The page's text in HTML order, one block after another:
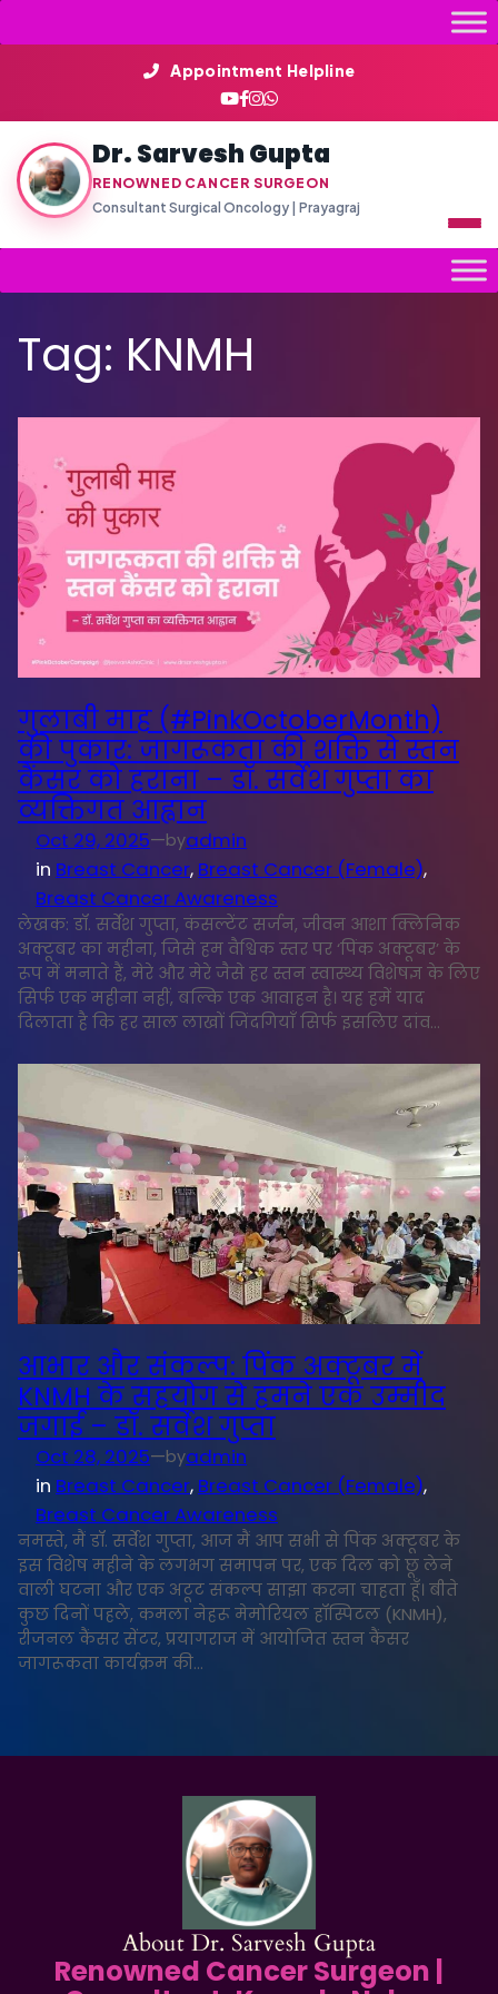
to
Appointment Helpline
Dr. Sarvesh Gupta
RENOWNED CANCER SURGEON
Consultant Surgical Oncology | Prayagraj
Tag: KNMH
गुलाबी माह (#PinkOctoberMonth)
की पुकार: जागरूकता की शक्ति से स्तन
कैंसर को हराना – डॉ. सर्वेश गुप्ता का
व्यक्तिगत आह्वान
Oct 29, 2025—byadmin
in Breast Cancer, Breast Cancer (Female)
Breast Cancer Awareness
लेखक: डॉ. सर्वेश गुप्ता, कंसल्टेंट सर्जन, जीवन आशा क्लिनिक
अक्टूबर का महीना, जिसे हम वैश्विक स्तर पर ‘पिंक अक्टूबर’ के
रूप में मनाते हैं, मेरे और मेरे जैसे हर स्तन स्वास्थ्य विशेषज्ञ के लिए
सिर्फ एक महीना नहीं, बल्कि एक आवाहन है। यह हमें याद
दिलाता है कि हर साल लाखों जिंदगियाँ सिर्फ इसलिए दांव…
आभार और संकल्प: पिंक अक्टूबर में
KNMH के सहयोग से हमने एक उम्मीद
जगाई – डॉ. सर्वेश गुप्ता
Oct 28, 2025—byadmin
in Breast Cancer, Breast Cancer (Female)
Breast Cancer Awareness
नमस्ते, मैं डॉ. सर्वेश गुप्ता, आज मैं आप सभी से पिंक अक्टूबर के
इस विशेष महीने के लगभग समापन पर, एक दिल को छू लेने
वाली घटना और एक अटूट संकल्प साझा करना चाहता हूँ। बीते
कुछ दिनों पहले, कमला नेहरू मेमोरियल हॉस्पिटल (KNMH),
रीजनल कैंसर सेंटर, प्रयागराज में आयोजित स्तन कैंसर
जागरूकता कार्यक्रम की…
About Dr. Sarvesh Gupta
Renowned Cancer Surgeon |